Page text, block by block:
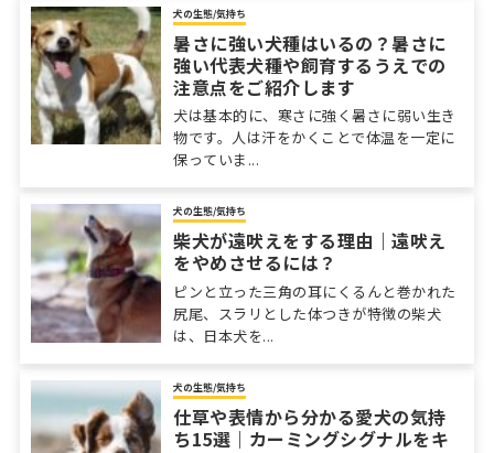
犬の生態/気持ち
暑さに強い犬種はいるの？暑さに
強い代表犬種や飼育するうえでの
注意点をご紹介します
犬は基本的に、寒さに強く暑さに弱い生き
物です。人は汗をかくことで体温を一定に
保っていま...
犬の生態/気持ち
柴犬が遠吠えをする理由｜遠吠え
をやめさせるには？
ピンと立った三角の耳にくるんと巻かれた
尻尾、スラリとした体つきが特徴の柴犬
は、日本犬を...
犬の生態/気持ち
仕草や表情から分かる愛犬の気持
ち15選｜カーミングシグナルをキ